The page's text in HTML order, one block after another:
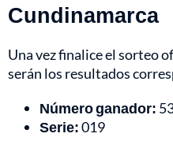
Cundinamarca
Una vez finalice el sorteo
serán los resultados
Número ganador:
Serie:019